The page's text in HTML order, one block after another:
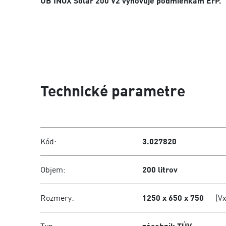
Technické parametre
Kód: 3.027820
Objem: 200 litrov
Rozmery: 1250 x 650 x 750